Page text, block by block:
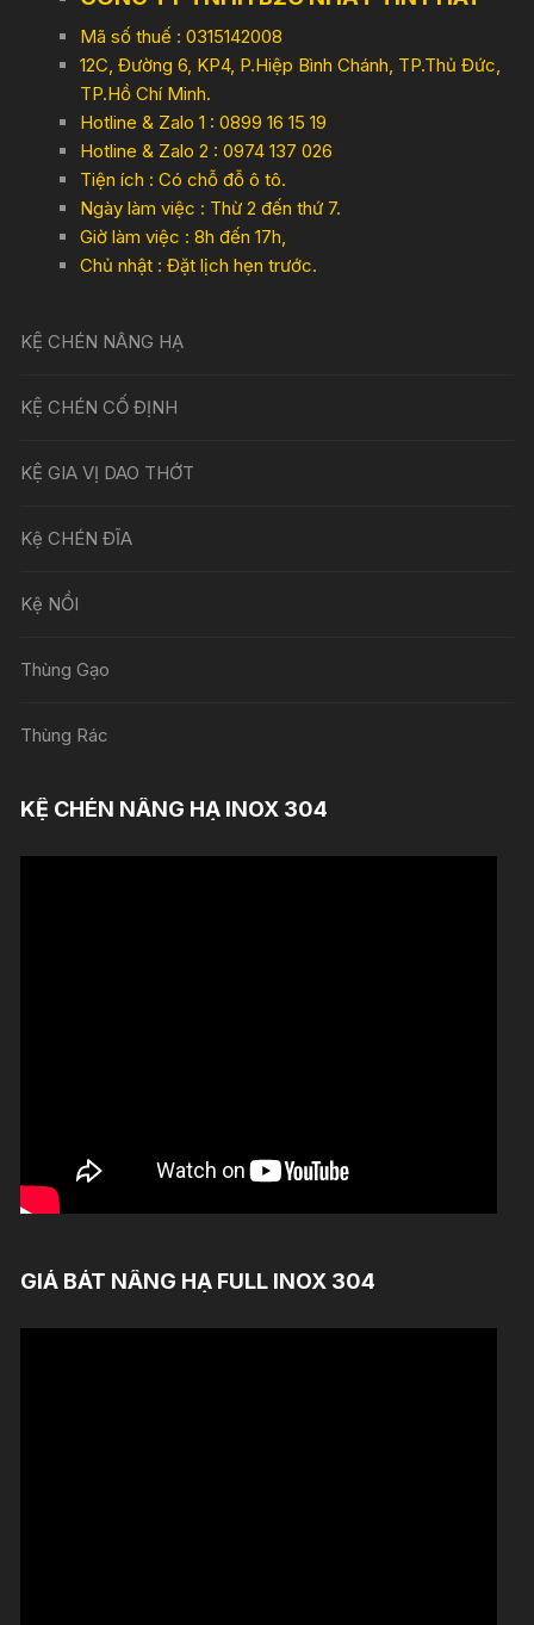
Mã số thuế : 0315142008
12C, Đường 6, KP4, P.Hiệp Bình Chánh, TP.Thủ Đức,
TP.Hồ Chí Minh.
Hotline & Zalo 1 : 0899 16 15 19
Hotline & Zalo 2 : 0974 137 026
Tiện ích : Có chỗ đỗ ô tô.
Ngày làm việc : Thừ 2 đến thứ 7.
Giờ làm việc : 8h đến 17h,
Chủ nhật : Đặt lịch hẹn trước.
KỆ CHÉN NÂNG HẠ
KỆ CHÉN CỐ ĐỊNH
KỆ GIA VỊ DAO THỚT
Kệ CHÉN ĐĨA
Kệ NỒI
Thùng Gạo
Thùng Rác
KỆ CHÉN NÂNG HẠ INOX 304
GIÁ BÁT NÂNG HẠ FULL INOX 304